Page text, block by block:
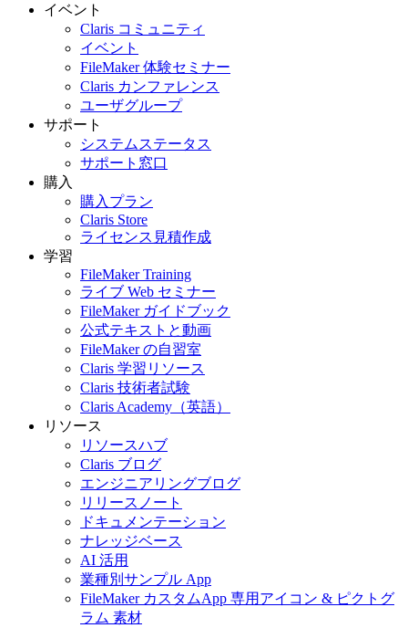
イベント
Claris コミュニティ
イベント
FileMaker 体験セミナー
Claris カンファレンス
ユーザグループ
サポート
システムステータス
サポート窓口
購入
購入プラン
Claris Store
ライセンス見積作成
学習
FileMaker Training
ライブ Web セミナー
FileMaker ガイドブック
公式テキストと動画
FileMaker の自習室
Claris 学習リソース
Claris 技術者試験
Claris Academy（英語）
リソース
リソースハブ
Claris ブログ
エンジニアリングブログ
リリースノート
ドキュメンテーション
ナレッジベース
AI 活用
業種別サンプル App
FileMaker カスタムApp 専用アイコン & ピクトグ
ラム 素材